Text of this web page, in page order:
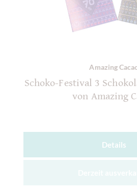
Amazing
Schoko-Festival 3
von Amazing
Details